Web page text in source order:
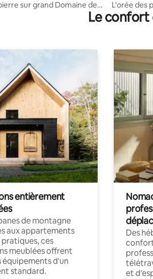
sur grand Domaine de
L'orée des
Le confort
entièrement
de montagne
aux appartements
pratiques, ces
meublées offrent
équipements d'un
standard.
Des
et